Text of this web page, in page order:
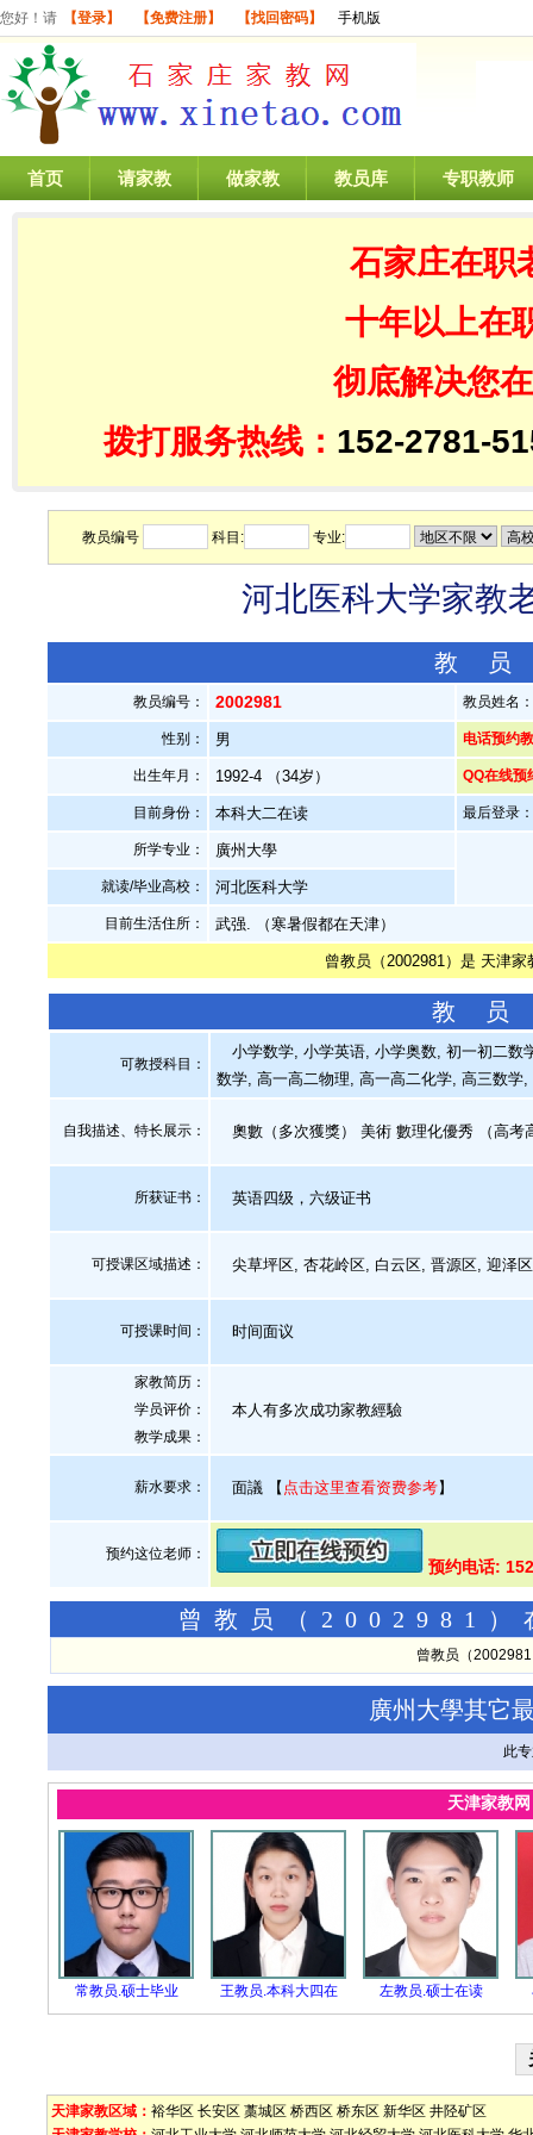
您好！请 【登录】 【免费注册】 【找回密码】 手机版
首页 请家教 做家教 教员库 专职教师
石家庄在职
十年以上在
彻底解决您
拨打服务热线： 152-2781-
教员编号 科目: 专业:
河北医科大学家教
教
教员编号： 2002981 教员姓名
性别： 男 电话预约
出生年月： 1992-4 （34岁） QQ在线预
目前身份： 本科大二在读 最后登录
所学专业： 廣州大學
就读/毕业高校： 河北医科大学
目前生活住所： 武强. （寒暑假都在天津）
曾教员（2002981）是 天津家
教 员
可教授科目：
小学数学, 小学英语, 小学奥数, 初一初二数
数学, 高一高二物理, 高一高二化学, 高三数
自我描述、特长展示 ： 奧數（多次獲獎） 美術 數理化優秀 （高考
所获证书 ： 英语四级，六级证书
可授课区域描述： 尖草坪区, 杏花岭区, 白云区, 晋源区, 迎泽区
可授课时间： 时间面议
家教简历：
学员评价：
教学成果：
本人有多次成功家教經驗
薪水要求： 面議 【 点击这里查看资费参考】
预约这位老师：
预约电话:
曾教员（2002981）
曾教员（
廣州大學其它
此
天津家教
常教员.硕士毕业 王教员.本科大四在 左教员.硕士在读
天津家教区域： 裕华区 长安区 藁城区 桥西区 桥东区 新华区 井陉矿区